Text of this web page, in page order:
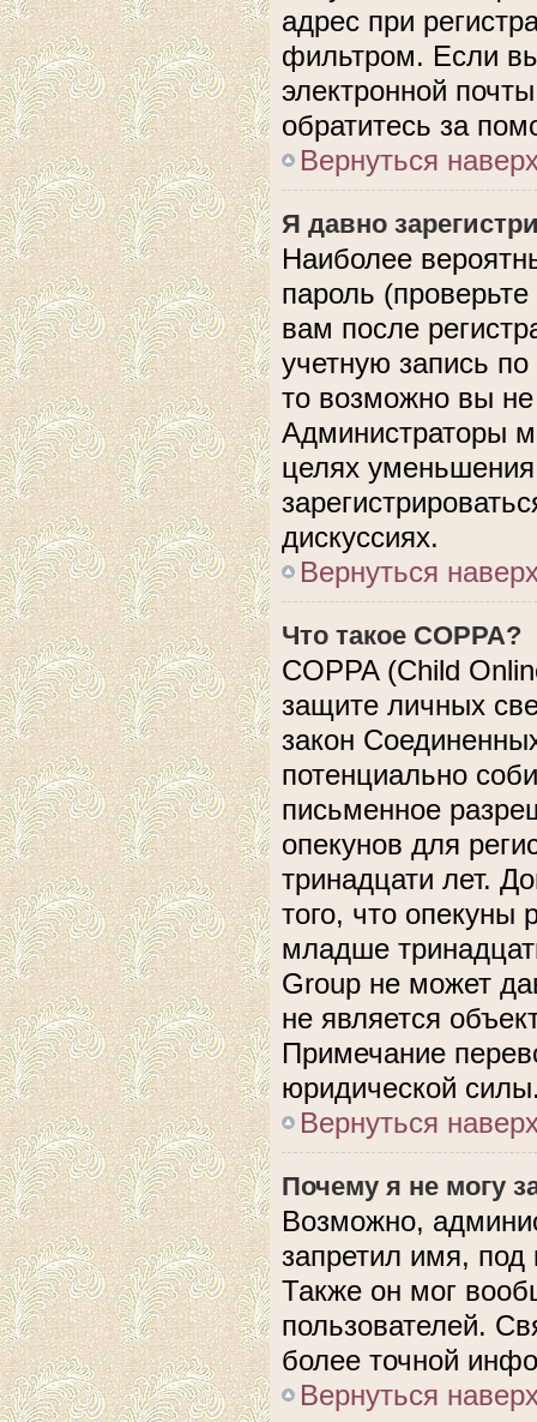
адрес при
фильтром. Если
электронной
обратитесь за
Вернуться
Я давно
Наиболее
пароль
вам после
учетную запись
то возможно вы
Администраторы
целях
дискуссиях.
Вернуться
Что такое COPPA?
COPPA (Child
защите личных
закон
потенциально
письменное
опекунов для
тринадцати лет.
того, что опекуны
младше
Group не может
не является
Примечание
юридической
Вернуться
Почему я не могу
Возможно,
запретил имя, под
Также он мог
пользователей.
более точной
Вернуться